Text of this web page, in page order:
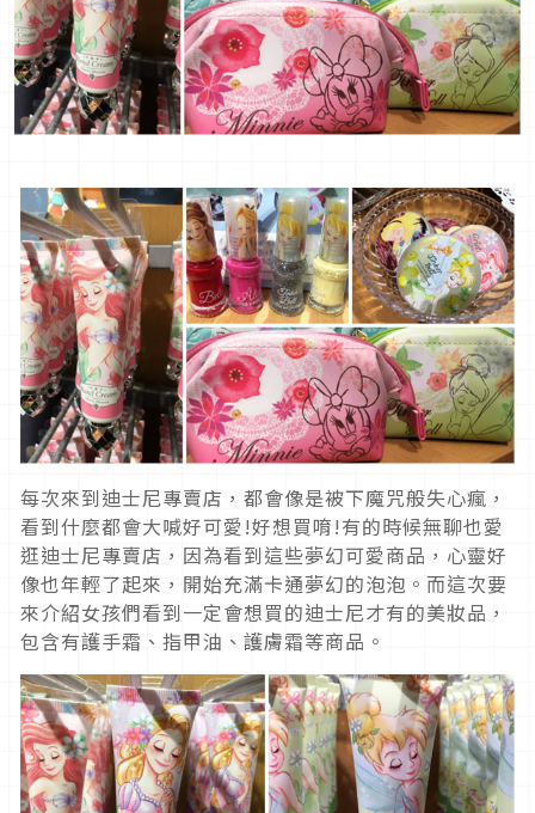
每次來到迪士尼專賣店，都會像是被下魔咒般失心瘋，
看到什麼都會大喊好可愛!好想買唷!有的時候無聊也愛
逛迪士尼專賣店，因為看到這些夢幻可愛商品，心靈好
像也年輕了起來，開始充滿卡通夢幻的泡泡。而這次要
來介紹女孩們看到一定會想買的迪士尼才有的美妝品，
包含有護手霜、指甲油、護膚霜等商品。